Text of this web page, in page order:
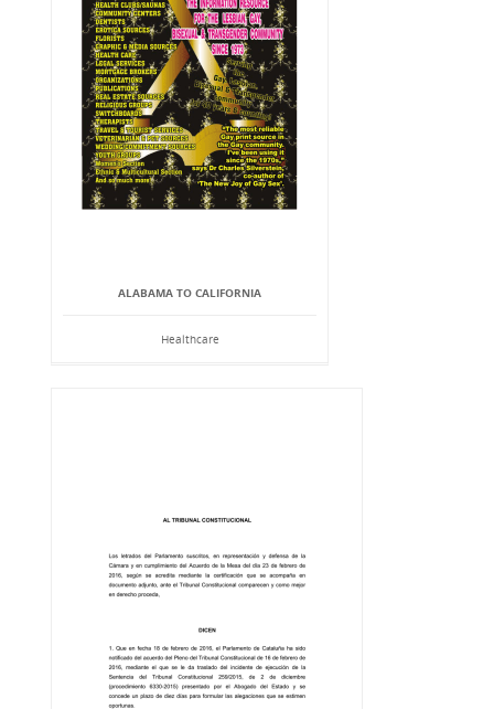
ALABAMA TO CALIFORNIA
Healthcare